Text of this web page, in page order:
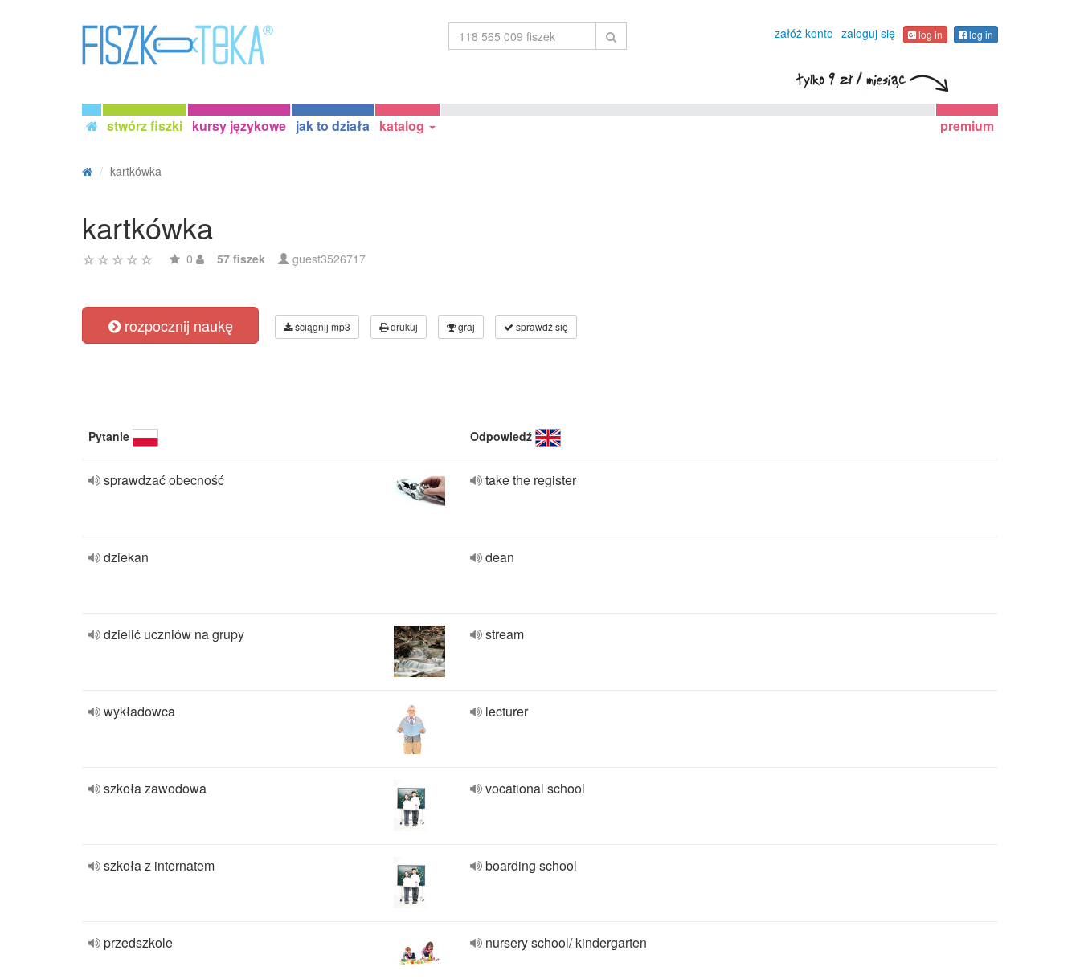
załóż konto zaloguj się log in log in
stwórz fiszki kursy językowe jak to działa katalog premium
kartkówka
kartkówka
0 57 fiszek guest3526717
rozpocznij naukę ściągnij mp3 drukuj graj sprawdź się
Pytanie Odpowiedź
sprawdzać obecność take the register
dziekan dean
dzielić uczniów na grupy stream
wykładowca lecturer
szkoła zawodowa vocational school
szkoła z internatem boarding school
przedszkole nursery school/ kindergarten